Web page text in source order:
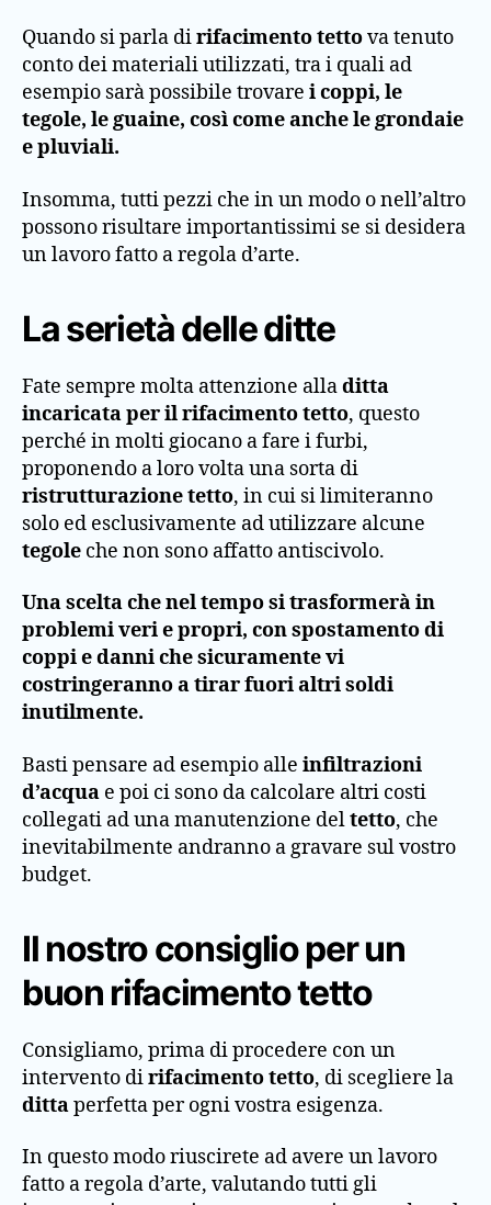
Quando si parla dirifacimento tettova tenuto
conto dei materiali utilizzati, tra i quali ad
esempio sarà possibile trovare i coppi, le
tegole, le guaine, così come anche le grondaie
e pluviali.
Insomma, tutti pezzi che in un modo o nell’altro
possono risultare importantissimi se si desidera
un lavoro fatto a regola d’arte.
La serietà delle ditte
Fate sempre molta attenzione alladitta
incaricata per il rifacimento tetto, questo
perché in molti giocano a fare i furbi,
proponendo a loro volta una sorta di
ristrutturazione tetto, in cui si limiteranno
solo ed esclusivamente ad utilizzare alcune
tegole che non sono affatto antiscivolo.
Una scelta che nel tempo si trasformerà in
problemi veri e propri, con spostamento di
coppi e danni che sicuramente vi
costringeranno a tirar fuori altri soldi
inutilmente.
Basti pensare ad esempio alle infiltrazioni
d’acqua e poi ci sono da calcolare altri costi
collegati ad una manutenzione deltetto, che
inevitabilmente andranno a gravare sul vostro
budget.
Il nostro consiglio per un
buon rifacimento tetto
Consigliamo, prima di procedere con un
intervento dirifacimento tetto, di scegliere la
dittaperfetta per ogni vostra esigenza.
In questo modo riuscirete ad avere un lavoro
fatto a regola d’arte, valutando tutti gli